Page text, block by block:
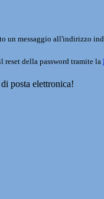
un messaggio all'indirizzo
reset della password tramite la
posta elettronica!